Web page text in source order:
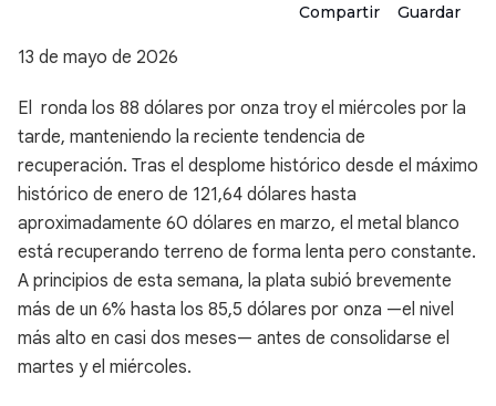
Compartir Guardar
13 de mayo de 2026
El ronda los 88 dólares por onza troy el miércoles por la
tarde, manteniendo la reciente tendencia de
recuperación. Tras el desplome histórico desde el máximo
histórico de enero de 121,64 dólares hasta
aproximadamente 60 dólares en marzo, el metal blanco
está recuperando terreno de forma lenta pero constante.
A principios de esta semana, la plata subió brevemente
más de un 6% hasta los 85,5 dólares por onza —el nivel
más alto en casi dos meses— antes de consolidarse el
martes y el miércoles.